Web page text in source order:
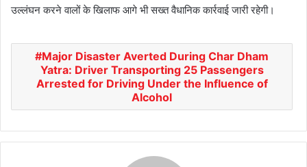
उल्लंघन करने वालों के खिलाफ आगे भी सख्त वैधानिक कार्रवाई जारी रहेगी।
Major Disaster Averted During Char Dham
Yatra: Driver Transporting 25 Passengers
Arrested for Driving Under the Influence of
Alcohol